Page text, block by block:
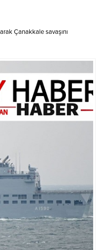
Çanakkale savaşını